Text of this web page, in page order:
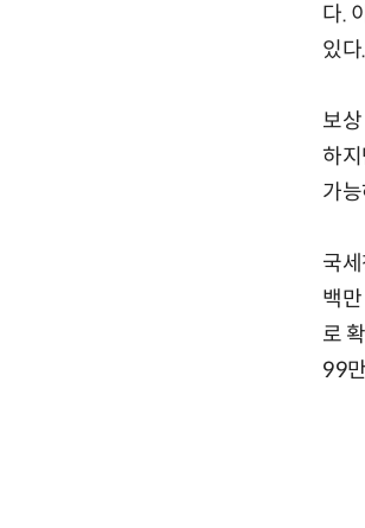
다.
있다.
보
하
가
국
백
로
99